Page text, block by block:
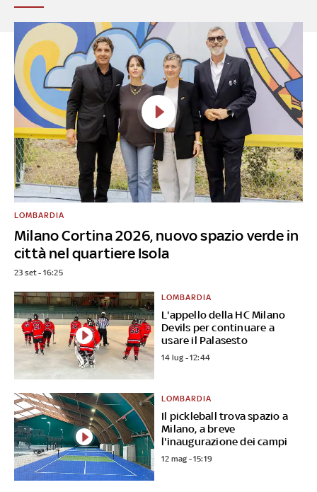
Milano Cortina 2026, nuovo spazio verde in
città nel quartiere Isola
LOMBARDIA
23 set - 16:25
L'appello della HC Milano
Devils per continuare a
usare il Palasesto
LOMBARDIA
14 lug - 12:44
Il pickleball trova spazio a
Milano, a breve
l'inaugurazione dei campi
LOMBARDIA
12 mag - 15:19